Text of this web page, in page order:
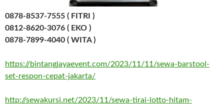
0878-8537-7555 ( FITRI )
0812-8620-3076 ( EKO )
0878-7899-4040 ( WITA )
https://bintangjayaevent.com/2023/11/11/sewa-barstool-
set-respon-cepat-jakarta/
http://sewakursi.net/2023/11/sewa-tirai-lotto-hitam-